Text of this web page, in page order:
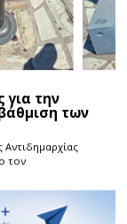
για την
των
Αντιδημαρχίας
τον